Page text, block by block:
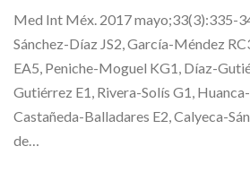
Med Int Méx. 2017 mayo;33(3):335-
Sánchez-Díaz JS2, García-Méndez
EA5, Peniche-Moguel KG1, Díaz-
Gutiérrez E1, Rivera-Solís G1,
Castañeda-Balladares E2, Calyeca-
de…